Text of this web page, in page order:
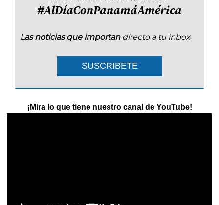
#AlDíaConPanamáAmérica
Las noticias que importan directo a tu inbox
SUSCRIBETE
¡Mira lo que tiene nuestro canal de YouTube!